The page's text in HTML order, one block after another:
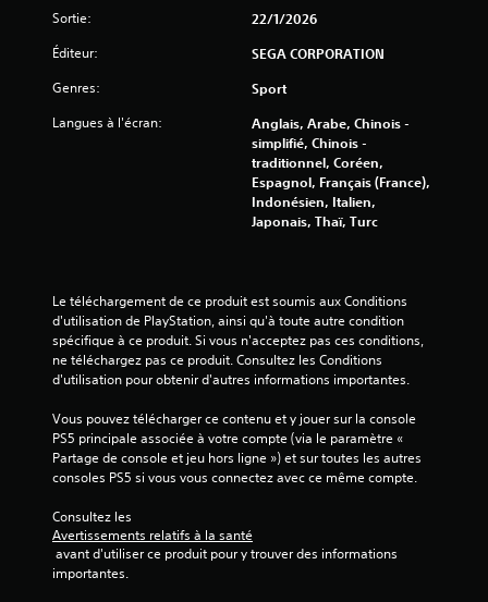
Sortie: 22/1/2026
Éditeur: SEGA CORPORATION
Genres: Sport
Langues à l'écran:
Anglais, Arabe, Chinois -
simplifié, Chinois -
traditionnel, Coréen,
Espagnol, Français (France),
Indonésien, Italien,
Japonais, Thaï, Turc
Le téléchargement de ce produit est soumis aux Conditions
d'utilisation de PlayStation, ainsi qu'à toute autre condition
spécifique à ce produit. Si vous n'acceptez pas ces conditions,
ne téléchargez pas ce produit. Consultez les Conditions
d'utilisation pour obtenir d'autres informations importantes.
Vous pouvez télécharger ce contenu et y jouer sur la console
PS5 principale associée à votre compte (via le paramètre «
Partage de console et jeu hors ligne ») et sur toutes les autres
consoles PS5 si vous vous connectez avec ce même compte.
Consultez les
Avertissements relatifs à la santé
importantes.